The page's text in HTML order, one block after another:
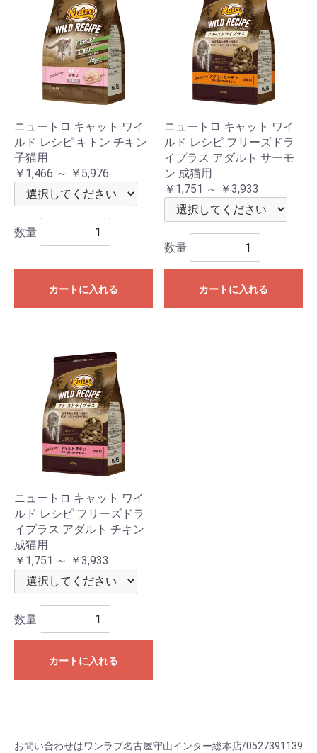
ニュートロ キャット ワイ
ルド レシピ キトン チキン
子猫用
￥1,466 ～ ￥5,976
数量
カートに入れる
ニュートロ キャット ワイ
ルド レシピ フリーズドラ
イプラス アダルト サーモ
ン 成猫用
￥1,751 ～ ￥3,933
数量
カートに入れる
ニュートロ キャット ワイ
ルド レシピ フリーズドラ
イプラス アダルト チキン
成猫用
￥1,751 ～ ￥3,933
数量
カートに入れる
お問い合わせはワンラブ名古屋守山インター総本店/0527391139